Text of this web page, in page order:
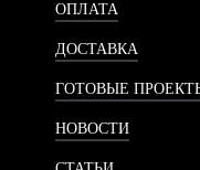
ОПЛАТА
ДОСТАВКА
ГОТОВЫЕ
НОВОСТИ